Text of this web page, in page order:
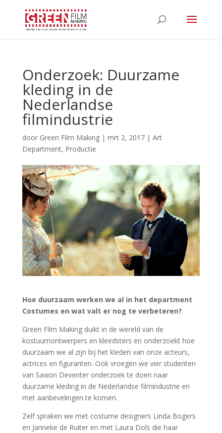
Onderzoek: Duurzame
kleding in de
Nederlandse
filmindustrie
door Green Film Making| mrt 2, 2017| Art
Department, Productie
Hoe duurzaam werken we al in het department
Costumes en wat valt er nog te verbeteren?
Green Film Making duikt in de wereld van de
kostuumontwerpers en kleedsters en onderzoekt hoe
duurzaam we al zijn bij het kleden van onze acteurs,
actrices en figuranten. Ook vroegen we vier studenten
van Saxion Deventer onderzoek te doen naar
duurzame kleding in de Nederlandse filmindustrie en
met aanbevelingen te komen.
Zelf spraken we met costume designers Linda Bogers
en Janneke de Ruiter en met Laura Dols die haar